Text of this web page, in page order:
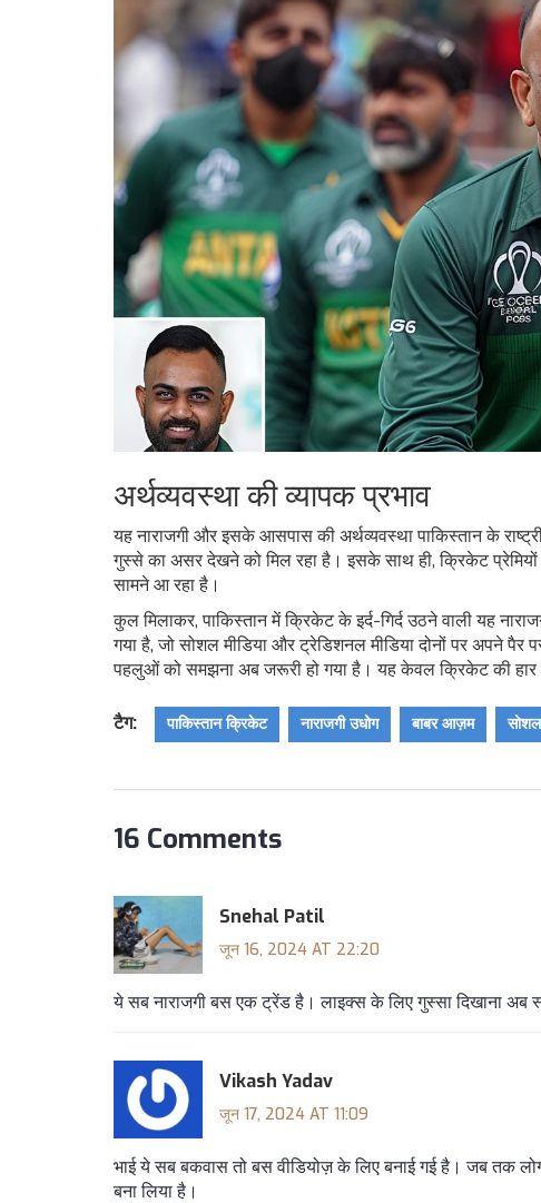
अर्थव्यवस्था की व्यापक प्रभाव
यह नाराजगी और इसके आसपास की अर्थव्यवस्था पाकिस्तान के
गुस्से का असर देखने को मिल रहा है। इसके साथ ही, क्रिकेट
सामने आ रहा है।
कुल मिलाकर, पाकिस्तान में क्रिकेट के इर्द-गिर्द उठने वाली यह
गया है, जो सोशल मीडिया और ट्रेडिशनल मीडिया दोनों पर अपने
पहलुओं को समझना अब जरूरी हो गया है। यह केवल क्रिकेट की हार
टैग: पाकिस्तान क्रिकेट नाराजगी उधोग बाबर आज़म सोशल
16 Comments
Snehal Patil
जून 16, 2024 AT 22:20
ये सब नाराजगी बस एक ट्रेंड है। लाइक्स के लिए गुस्सा दिखाना अब
Vikash Yadav
जून 17, 2024 AT 11:09
भाई ये सब बकवास तो बस वीडियोज़ के लिए बनाई गई है। जब तक
बना लिया है।